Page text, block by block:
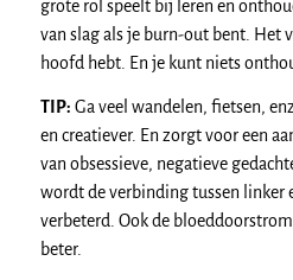
grote rol speelt bij leren en
van slag als je burn-out bent. Het
hoofd hebt. En je kunt niets
TIP: Ga veel wandelen, fietsen,
en creatiever. En zorgt voor een
van obsessieve, negatieve
wordt de verbinding tussen linker
verbeterd. Ook de
beter.